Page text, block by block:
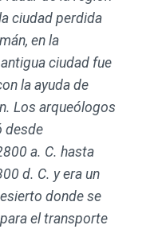
ciudad perdida
en la
ciudad fue
la ayuda de
Los arqueólogos
desde
a. C. hasta
d. C. y era un
donde se
el transporte